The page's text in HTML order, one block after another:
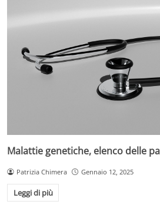
Malattie genetiche, elenco delle
Patrizia Chimera Gennaio 12, 2025
Leggi di più